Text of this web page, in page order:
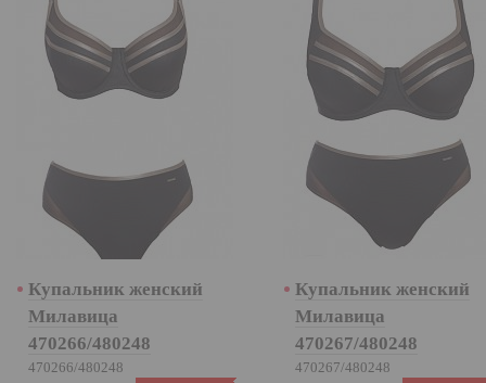
Купальник женский
Милавица
470266/480248
470266/480248
Купальник женский
Милавица
470267/480248
470267/480248